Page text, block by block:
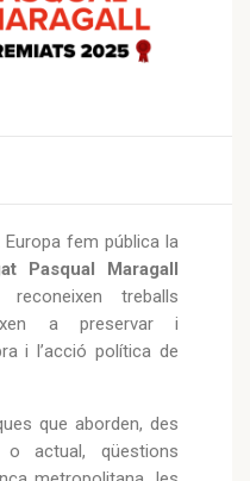
fem pública la
Pasqual Maragall
treballs
a preservar i
i l’acció política de
que aborden, des
o actual, qüestions